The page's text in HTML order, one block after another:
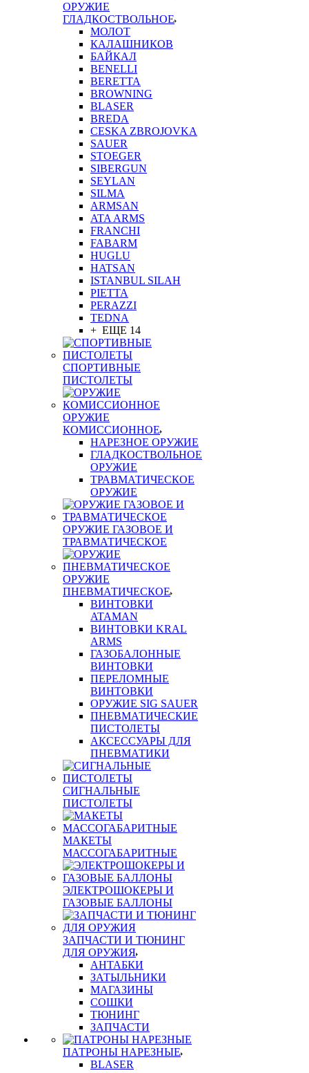
ОРУЖИЕ
ГЛАДКОСТВОЛЬНОЕ
МОЛОТ
КАЛАШНИКОВ
БАЙКАЛ
BENELLI
BERETTA
BROWNING
BLASER
BREDA
CESKA ZBROJOVKA
SAUER
STOEGER
SIBERGUN
SEYLAN
SILMA
ARMSAN
ATA ARMS
FRANCHI
FABARM
HUGLU
HATSAN
ISTANBUL SILAH
PIETTA
PERAZZI
TEDNA
+ ЕЩЕ 14
СПОРТИВНЫЕ
ПИСТОЛЕТЫ
ОРУЖИЕ
КОМИССИОННОЕ
НАРЕЗНОЕ ОРУЖИЕ
ГЛАДКОСТВОЛЬНОЕ
ОРУЖИЕ
ТРАВМАТИЧЕСКОЕ
ОРУЖИЕ
ОРУЖИЕ ГАЗОВОЕ И
ТРАВМАТИЧЕСКОЕ
ОРУЖИЕ
ПНЕВМАТИЧЕСКОЕ
ВИНТОВКИ
ATAMAN
ВИНТОВКИ KRAL
ARMS
ГАЗОБАЛОННЫЕ
ВИНТОВКИ
ПЕРЕЛОМНЫЕ
ВИНТОВКИ
ОРУЖИЕ SIG SAUER
ПНЕВМАТИЧЕСКИЕ
ПИСТОЛЕТЫ
АКСЕССУАРЫ ДЛЯ
ПНЕВМАТИКИ
СИГНАЛЬНЫЕ
ПИСТОЛЕТЫ
МАКЕТЫ
МАССОГАБАРИТНЫЕ
ЭЛЕКТРОШОКЕРЫ И
ГАЗОВЫЕ БАЛЛОНЫ
ЗАПЧАСТИ И ТЮНИНГ
ДЛЯ ОРУЖИЯ
АНТАБКИ
ЗАТЫЛЬНИКИ
МАГАЗИНЫ
СОШКИ
ТЮНИНГ
ЗАПЧАСТИ
ПАТРОНЫ НАРЕЗНЫЕ
BLASER